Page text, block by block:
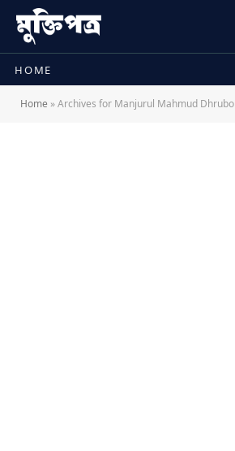
HOME
Home »Archives for Manjurul Mahmud Dhrubo